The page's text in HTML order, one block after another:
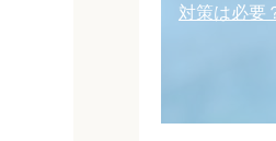
対策は必要